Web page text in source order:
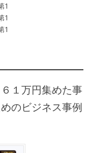
1
1
1
１万円集めた事
のビジネス事例